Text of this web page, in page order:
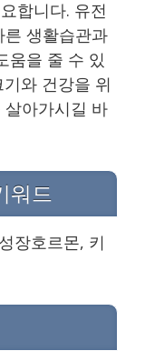
합니다. 유전
생활습관과
움을 줄 수 있
와 건강을 위
아가시길 바
워드
장호르몬, 키